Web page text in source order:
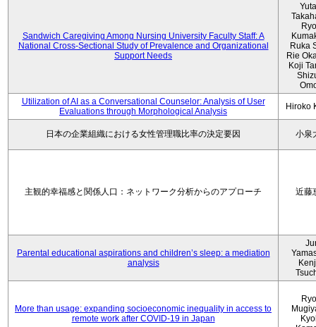
Sandwich Caregiving Among Nursing University Faculty Staff: A
National Cross-Sectional Study of Prevalence and Organizational
Support Needs
Ruka
Rie
Koji
Utilization of AI as a Conversational Counselor: Analysis of User
Evaluations through Morphological Analysis
Hiroko
日本の企業組織における女性管理職比率の決定要因 小泉
主観的幸福感と関係人口：ネットワーク分析からのアプローチ 近藤
Parental educational aspirations and children’s sleep: a mediation
analysis
More than usage: expanding socioeconomic inequality in access to
remote work after COVID-19 in Japan